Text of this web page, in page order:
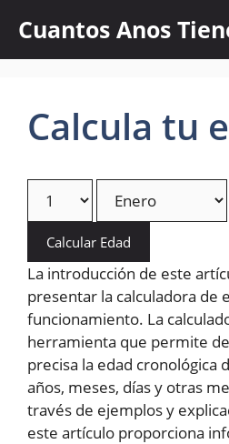
content
Cuantos Anos
Calcula tu
Calcular Edad
La introducción de este
presentar la calculadora de
funcionamiento. La
herramienta que permite
precisa la edad cronológica
años, meses, días y otras
través de ejemplos y
este artículo proporciona